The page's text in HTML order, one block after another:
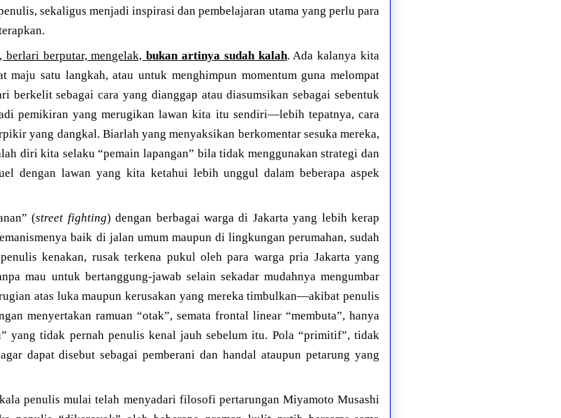
sekaligus menjadi inspirasi dan pembelajaran utama yang perlu para
berlari berputar, mengelak,bukan artinya sudah kalah. Ada kalanya kita
maju satu langkah, atau untuk menghimpun momentum guna melompat
berkelit sebagai cara yang dianggap atau diasumsikan sebagai sebentuk
pemikiran yang merugikan lawan kita itu sendiri—lebih tepatnya, cara
yang dangkal. Biarlah yang menyaksikan berkomentar sesuka mereka,
diri kita selaku “pemain lapangan” bila tidak menggunakan strategi dan
dengan lawan yang kita ketahui lebih unggul dalam beberapa aspek
(street fighting) dengan berbagai warga di Jakarta yang lebih kerap
baik di jalan umum maupun di lingkungan perumahan, sudah
kenakan, rusak terkena pukul oleh para warga pria Jakarta yang
mau untuk bertanggung-jawab selain sekadar mudahnya mengumbar
atas luka maupun kerusakan yang mereka timbulkan—akibat penulis
menyertakan ramuan “otak”, semata frontal linear “membuta”, hanya
yang tidak pernah penulis kenal jauh sebelum itu. Pola “primitif”, tidak
dapat disebut sebagai pemberani dan handal ataupun petarung yang
penulis mulai telah menyadari filosofi pertarungan Miyamoto Musashi